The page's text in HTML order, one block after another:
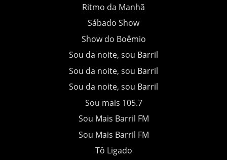
Ritmo da Manhã
Sábado Show
Show do Boêmio
Sou da noite, sou Barril
Sou da noite, sou Barril
Sou da noite, sou Barril
Sou mais 105.7
Sou Mais Barril FM
Sou Mais Barril FM
Tô Ligado